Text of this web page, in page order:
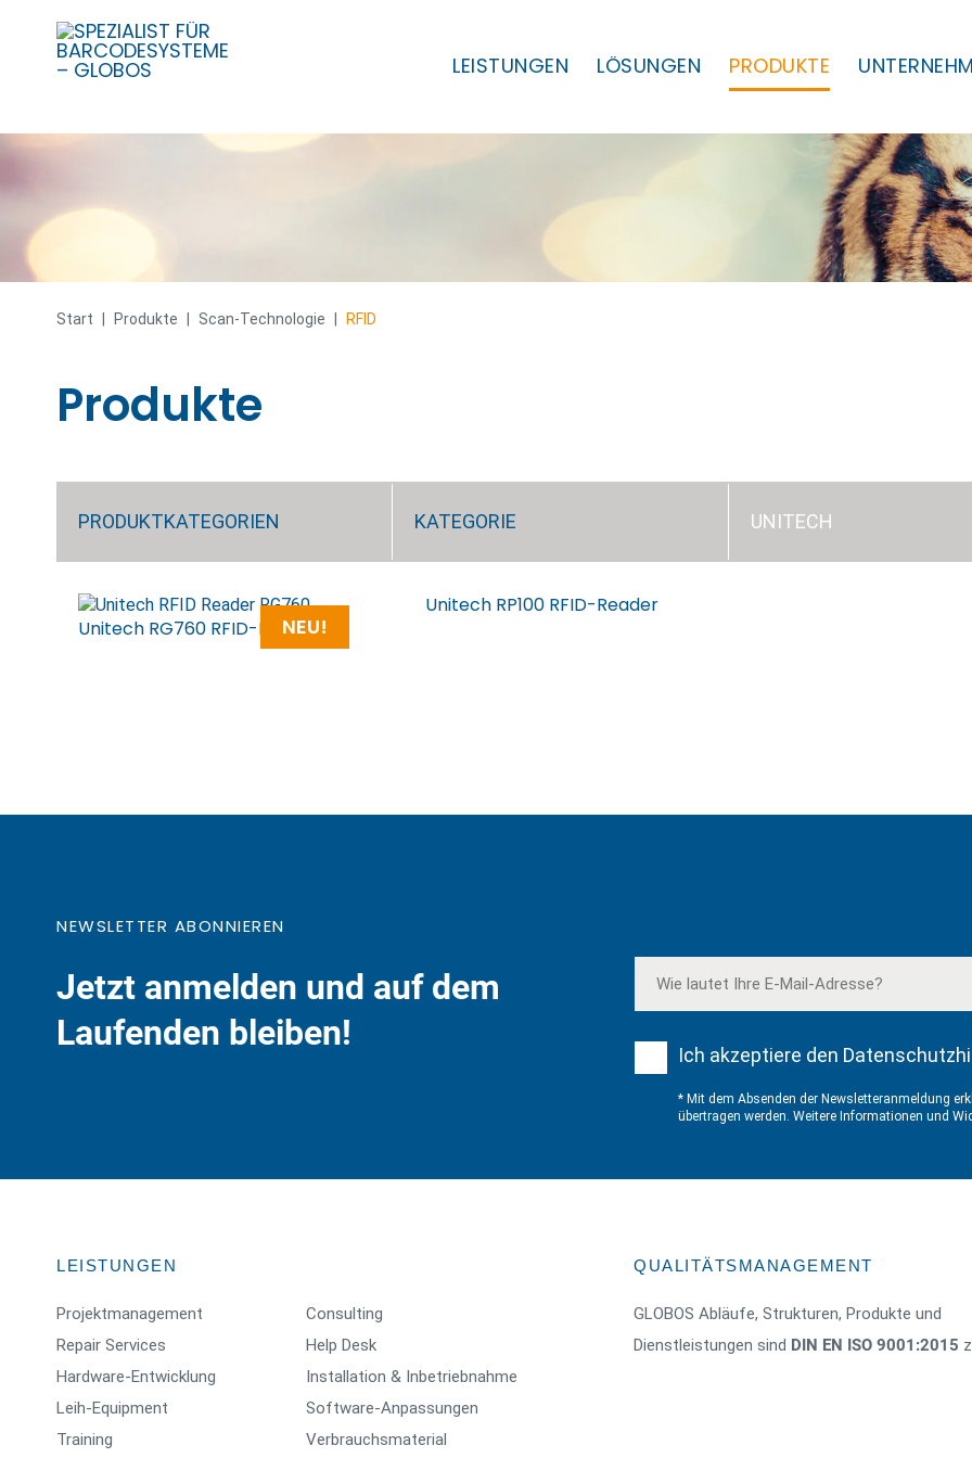
LEISTUNGEN LÖSUNGEN PRODUKTE
Skip
content
Start Produkte Scan-Technologie RFID
Produkte
PRODUKTKATEGORIEN KATEGORIE UNITECH
NEU!
Unitech RG760 RFID-Reader
Unitech RP100 RFID-Reader
NEWSLETTER ABONNIEREN
Jetzt anmelden und auf dem
Laufenden bleiben!
Ich akzeptiere den
* Mit dem Absenden der Newsletteranmeldung
übertragen werden. Weitere Informationen und
LEISTUNGEN
Projektmanagement
Consulting
Repair Services
Help Desk
Hardware-Entwicklung
Installation & Inbetriebnahme
Leih-Equipment
Software-Anpassungen
Training
Verbrauchsmaterial
QUALITÄTSMANAGEMENT
GLOBOS Abläufe, Strukturen, Produkte und
Dienstleistungen sind DIN EN ISO 9001:2015